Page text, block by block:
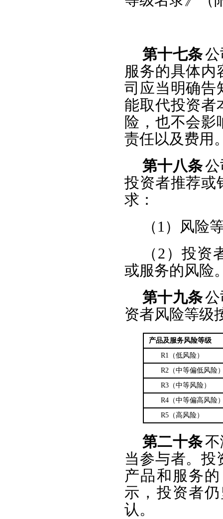
第十七条
服务的具体内
司应当明确告
能取代投资者
险，也不会影
责任以及费用
第十八条
投资者推荐或
求：
（1）风险
（2）投
或服务的风险
第十九条
资者风险等级
产品及服务风险等级
R1（低风险）
R2（中等偏低风险
R3（中等风险）
R4（中等偏高风险
R5（高风险）
第二十条
当参与者。投
产品和服务
示，投资者
认。